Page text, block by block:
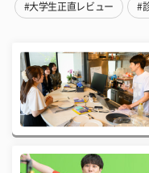
#大学生正直レビュー #